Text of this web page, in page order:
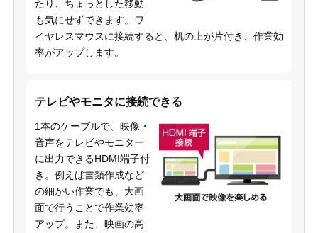
たり、ちょっとした移動
も気にせずできます。ワ
イヤレスマウスに接続すると、机の上が片付き、作業効
率がアップします。
テレビやモニタに接続できる
1本のケーブルで、映像・
音声をテレビやモニター
に出力できるHDMI端子付
き。例えば書類作成など
の細かい作業でも、大画
面で行うことで作業効率
アップ。また、映画の高